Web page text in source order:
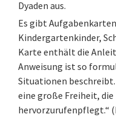
Dyaden aus.
Es gibt
Kindergartenkinder,
Karte enthält die
Anweisung ist so
Situationen
eine große Freiheit,
hervorzurufenpflegt.“